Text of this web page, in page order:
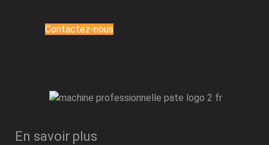
Contactez-nous
En savoir plus